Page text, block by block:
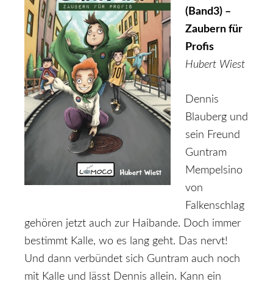
(Band3) –
Zaubern für
Profis
Hubert Wiest
Dennis
Blauberg und
sein Freund
Guntram
Mempelsino
von
Falkenschlag
gehören jetzt auch zur Haibande. Doch immer
bestimmt Kalle, wo es lang geht. Das nervt!
Und dann verbündet sich Guntram auch noch
mit Kalle und lässt Dennis allein. Kann ein